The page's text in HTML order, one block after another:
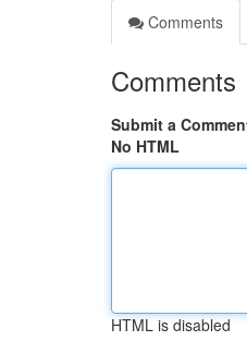
Comments
Comments
Submit a
No HTML
HTML is disabled